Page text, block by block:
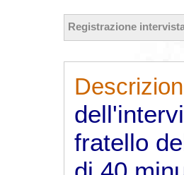
Registrazione
fratello